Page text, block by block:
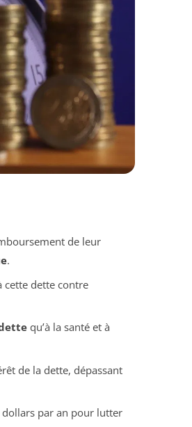
de leur
.
dette contre
qu’à la santé et à
de la dette, dépassant
par an pour lutter